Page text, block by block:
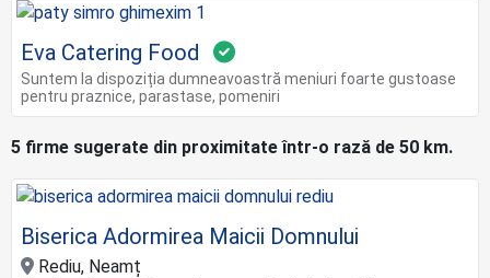
Eva Catering Food
Suntem la dispoziția dumneavoastră meniuri foarte gustoase
pentru praznice, parastase, pomeniri
5 firme sugerate din proximitate într-o rază de 50 km.
Biserica Adormirea Maicii Domnului
Rediu, Neamț